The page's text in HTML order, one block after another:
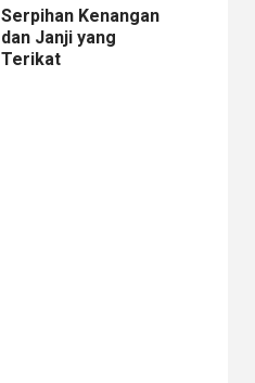
Serpihan Kenangan
dan Janji yang
Terikat